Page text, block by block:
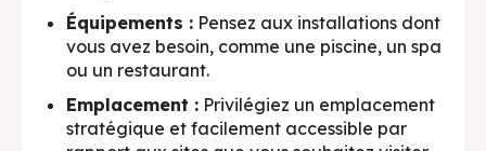
Équipements : Pensez aux installations dont
vous avez besoin, comme une piscine, un spa
ou un restaurant.
Emplacement : Privilégiez un emplacement
stratégique et facilement accessible par